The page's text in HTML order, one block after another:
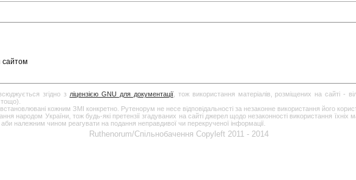
сайтом
згідно з ліцензією GNU для документації, тож використання матеріалів, розміщених на сайті -
кожним ЗМІ конкретно. Рутенорум не несе відповідальності за незаконне використання його
України, тож будь-які претензії згадуваних на сайті джерел щодо незаконності використання їхніх
належним чином реагувати на подання неправдивої чи перекрученої інформації.
Ruthenorum/Спільнобачення Copyleft 2011 - 2014